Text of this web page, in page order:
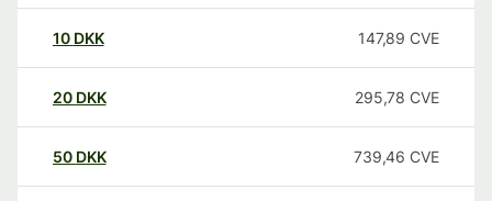
10 DKK 147,89 CVE
20 DKK 295,78 CVE
50 DKK 739,46 CVE